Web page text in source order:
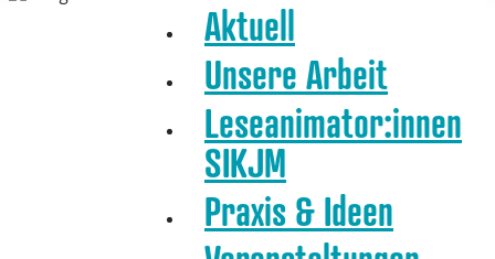
Aktuell
Unsere Arbeit
Leseanimator:innen
SIKJM
Praxis & Ideen